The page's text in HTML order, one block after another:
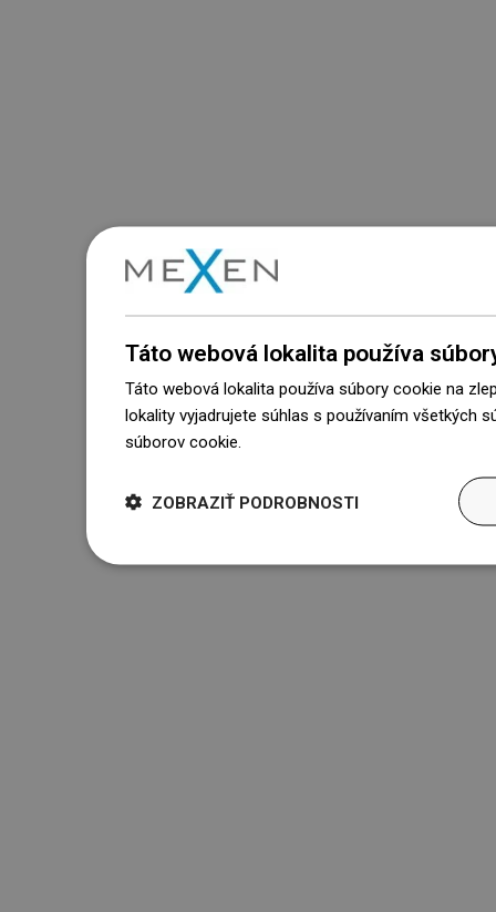
Táto webová lokalita používa
Táto webová lokalita používa súbory cookie na
lokality vyjadrujete súhlas s používaním všetkých
súborov cookie.
ZOBRAZIŤ PODROBNOSTI